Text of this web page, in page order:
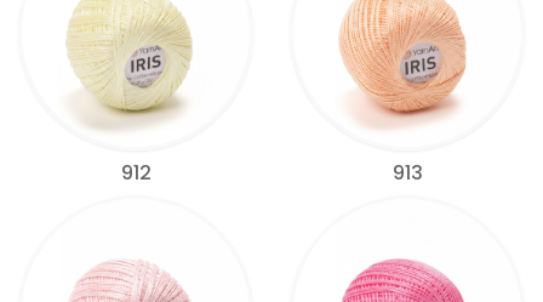
912 913